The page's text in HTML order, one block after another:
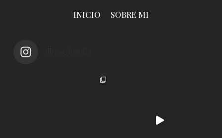
INICIO SOBRE MI